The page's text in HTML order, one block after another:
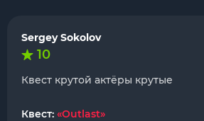
Sergey Sokolov
10
Квест крутой актёры крутые
Квест: «Outlast»